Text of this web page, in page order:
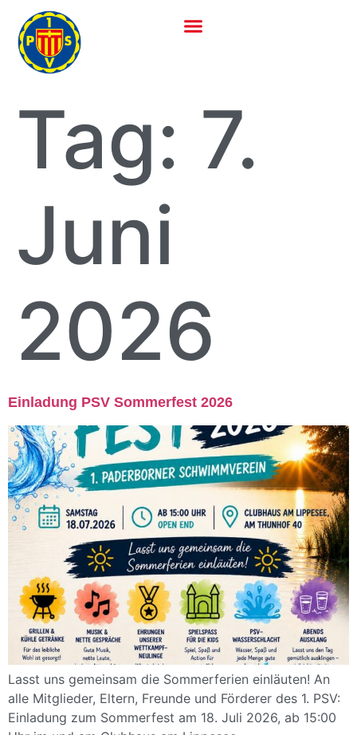
Tag: 7.
Juni
2026
Einladung PSV Sommerfest 2026
Lasst uns gemeinsam die Sommerferien einläuten! An
alle Mitglieder, Eltern, Freunde und Förderer des 1. PSV:
Einladung zum Sommerfest am 18. Juli 2026, ab 15:00